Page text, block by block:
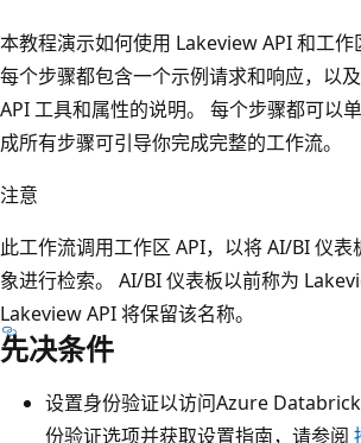
本教程演示如何使用 Lakeview API 和工作
每个步骤都包含一个示例请求和响应，以
API 工具和属性的说明。 每个步骤都可以
成所有步骤可引导你完成完整的工作流。
注意
此工作流调用工作区 API，以将 AI/BI 仪
象进行检索。 AI/BI 仪表板以前称为
Lakeview API 将保留该名称。
先决条件
设置身份验证以访问Azure
份验证选项并获取设置指南，请参阅